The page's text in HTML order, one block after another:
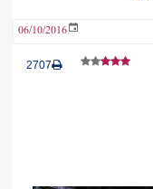
06/10/2016
2707